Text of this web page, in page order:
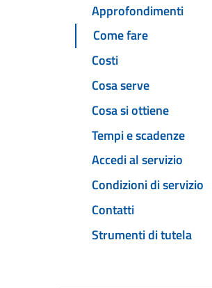
Approfondimenti
Come fare
Costi
Cosa serve
Cosa si ottiene
Tempi e scadenze
Accedi al servizio
Condizioni di servizio
Contatti
Strumenti di tutela